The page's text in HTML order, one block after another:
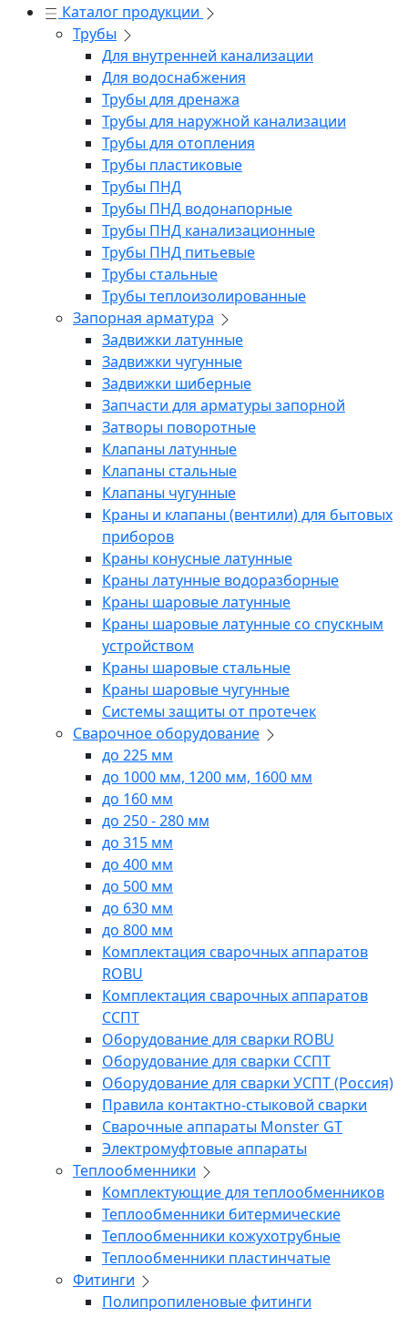
Каталог продукции
Трубы
Для внутренней канализации
Для водоснабжения
Трубы для дренажа
Трубы для наружной канализации
Трубы для отопления
Трубы пластиковые
Трубы ПНД
Трубы ПНД водонапорные
Трубы ПНД канализационные
Трубы ПНД питьевые
Трубы стальные
Трубы теплоизолированные
Запорная арматура
Задвижки латунные
Задвижки чугунные
Задвижки шиберные
Запчасти для арматуры запорной
Затворы поворотные
Клапаны латунные
Клапаны стальные
Клапаны чугунные
Краны и клапаны (вентили) для бытовых
приборов
Краны конусные латунные
Краны латунные водоразборные
Краны шаровые латунные
Краны шаровые латунные со спускным
устройством
Краны шаровые стальные
Краны шаровые чугунные
Системы защиты от протечек
Сварочное оборудование
до 225 мм
до 1000 мм, 1200 мм, 1600 мм
до 160 мм
до 250 - 280 мм
до 315 мм
до 400 мм
до 500 мм
до 630 мм
до 800 мм
Комплектация сварочных аппаратов
ROBU
Комплектация сварочных аппаратов
ССПТ
Оборудование для сварки ROBU
Оборудование для сварки ССПТ
Оборудование для сварки УСПТ (Россия)
Правила контактно-стыковой сварки
Сварочные аппараты Monster GT
Электромуфтовые аппараты
Теплообменники
Комплектующие для теплообменников
Теплообменники битермические
Теплообменники кожухотрубные
Теплообменники пластинчатые
Фитинги
Полипропиленовые фитинги